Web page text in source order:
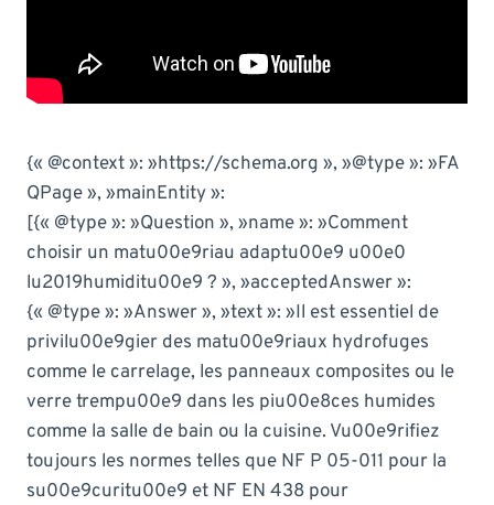
{« @context »: »https://schema.org », »@type »: »FA
QPage », »mainEntity »:
[{« @type »: »Question », »name »: »Comment
choisir un matu00e9riau adaptu00e9 u00e0
lu2019humiditu00e9 ? », »acceptedAnswer »:
{« @type »: »Answer », »text »: »Il est essentiel de
privilu00e9gier des matu00e9riaux hydrofuges
comme le carrelage, les panneaux composites ou le
verre trempu00e9 dans les piu00e8ces humides
comme la salle de bain ou la cuisine. Vu00e9rifiez
toujours les normes telles que NF P 05-011 pour la
su00e9curitu00e9 et NF EN 438 pour